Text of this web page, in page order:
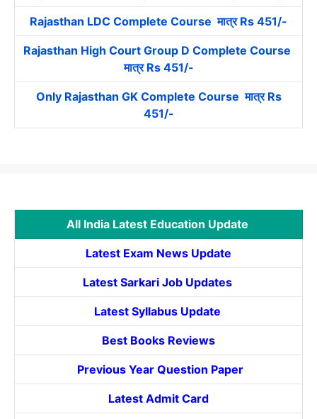
Rajasthan LDC Complete Course मात्र Rs 451/-
Rajasthan High Court Group D Complete Course
मात्र Rs 451/-
Only Rajasthan GK Complete Course मात्र Rs
451/-
All India Latest Education Update
Latest Exam News Update
Latest Sarkari Job Updates
Latest Syllabus Update
Best Books Reviews
Previous Year Question Paper
Latest Admit Card